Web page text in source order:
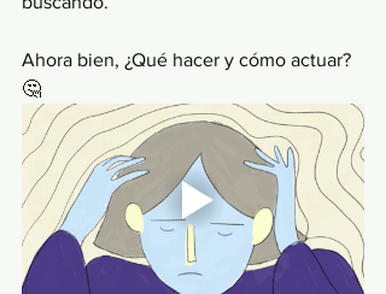
Ahora bien, ¿Qué hacer y cómo actuar?
🤔